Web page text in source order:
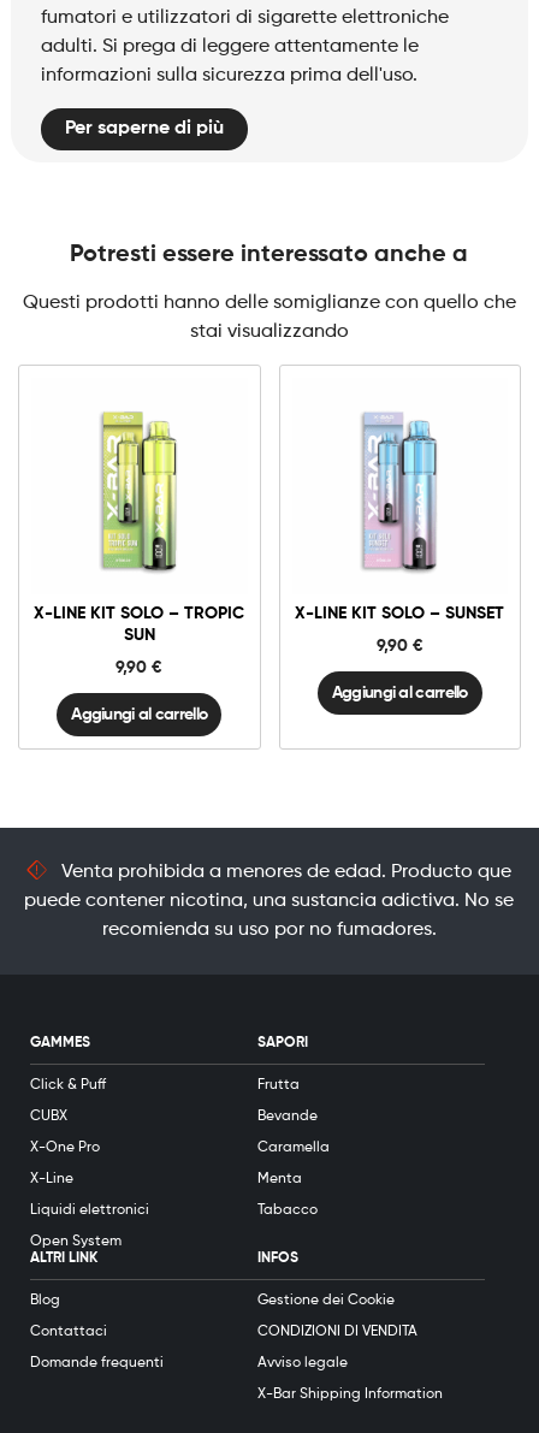
fumatori e utilizzatori di sigarette elettroniche
adulti. Si prega di leggere attentamente le
informazioni sulla sicurezza prima dell'uso.
Per saperne di più
Potresti essere interessato anche a
Questi prodotti hanno delle somiglianze con quello che
stai visualizzando
X-LINE KIT SOLO – TROPIC
SUN
9,90€
X-
Line
Solo
Sun
quantità
Aggiungi al carrello
X-LINE KIT SOLO – SUNSET
9,90 €
X-
Line
Solo
quantità
Aggiungi al carrello
Venta prohibida a menores de edad. Producto que
puede contener nicotina, una sustancia adictiva. No se
recomienda su uso por no fumadores.
GAMMES
Click & Puff
CUBX
X-One Pro
X-Line
Liquidi elettronici
Open System
SAPORI
Frutta
Bevande
Caramella
Menta
Tabacco
ALTRI LINK
Blog
Contattaci
Domande frequenti
INFOS
Gestione dei Cookie
CONDIZIONI DI VENDITA
Avviso legale
X-Bar Shipping Information